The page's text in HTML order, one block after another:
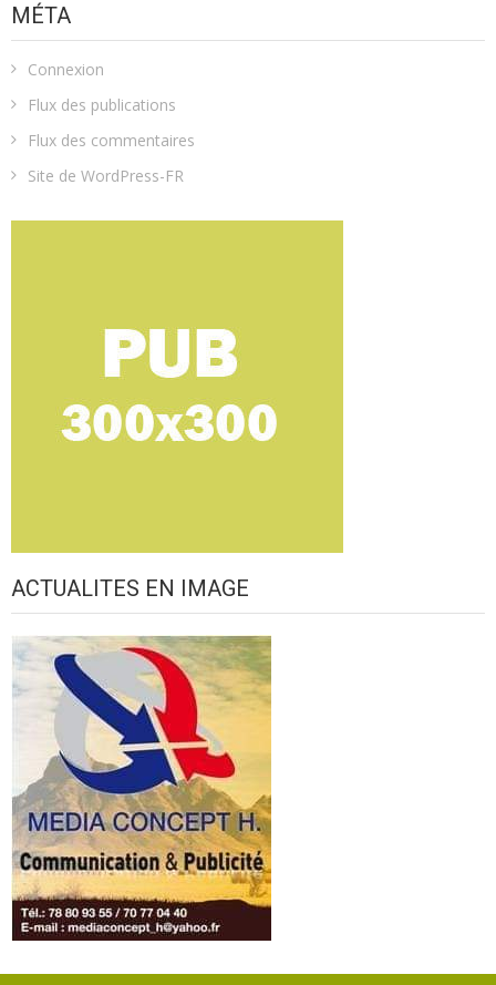
MÉTA
Connexion
Flux des publications
Flux des commentaires
Site de WordPress-FR
ACTUALITES EN IMAGE